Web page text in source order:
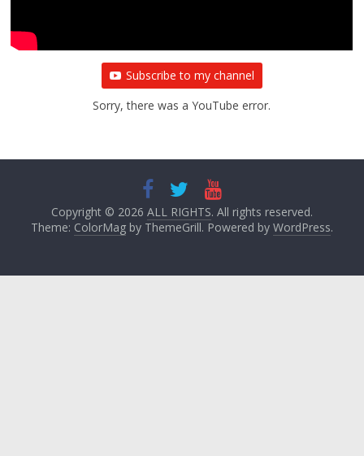
Subscribe to my channel
Sorry, there was a YouTube error.
Copyright © 2026 ALL RIGHTS. All rights reserved.
Theme: ColorMagby ThemeGrill. Powered by WordPress.